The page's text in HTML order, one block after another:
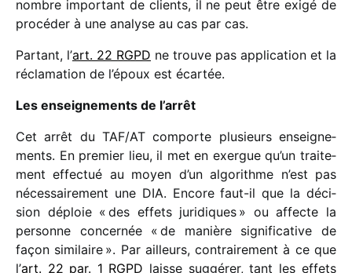
nombre impor­tant de clients, il ne peut être exigé de
procé­der à une analyse au cas par cas.
Partant, l’art. 22 RGPD ne trouve pas appli­ca­tion et la
récla­ma­tion de l’époux est écartée.
Les ensei­gne­ments de l’arrêt
Cet arrêt du TAF/​AT comporte plusieurs ensei­gne­
ments. En premier lieu, il met en exergue qu’un trai­te­
ment effec­tué au moyen d’un algo­rithme n’est pas
néces­sai­re­ment une DIA. Encore faut-il que la déci­
sion déploie « des effets juri­diques » ou affecte la
personne concer­née « de manière signi­fi­ca­tive de
façon simi­laire ». Par ailleurs, contrai­re­ment à ce que
l’art. 22 par. 1 RGPD laisse suggé­rer, tant les effets